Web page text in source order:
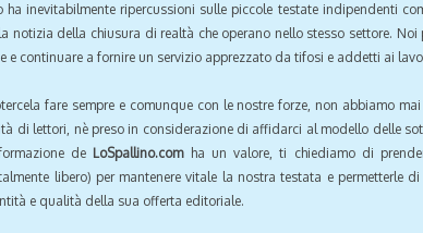
ha inevitabilmente ripercussioni sulle piccole testate indipendenti
notizia della chiusura di realtà che operano nello stesso settore. Noi
e continuare a fornire un servizio apprezzato da tifosi e addetti ai
fare sempre e comunque con le nostre forze, non abbiamo
di lettori, nè preso in considerazione di affidarci al modello delle
de LoSpallino.comha un valore, ti chiediamo di
libero) per mantenere vitale la nostra testata e permetterle di
e qualità della sua offerta editoriale.